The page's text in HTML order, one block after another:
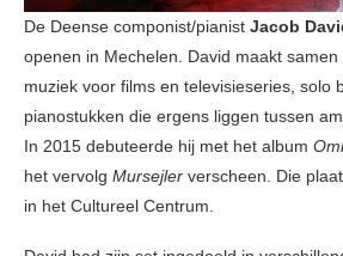
De Deense componist/pianist Jacob
openen in Mechelen. David maakt samen
muziek voor films en televisieseries, solo
pianostukken die ergens liggen tussen
In 2015 debuteerde hij met het album
het vervolg Mursejler verscheen. Die
in het Cultureel Centrum.